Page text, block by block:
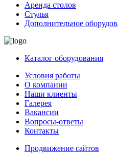
Аренда столов
Стулья
Дополнительное
Каталог оборудования
Условия работы
О компании
Наши клиенты
Галерея
Вакансии
Вопросы-ответы
Контакты
Продвижение сайтов